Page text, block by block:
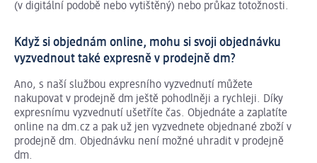
(v digitální podobě nebo vytištěný) nebo průkaz totožnosti.
Když si objednám online, mohu si svoji objednávku
vyzvednout také expresně v prodejně dm?
Ano, s naší službou expresního vyzvednutí můžete
nakupovat v prodejně dm ještě pohodlněji a rychleji. Díky
expresnímu vyzvednutí ušetříte čas. Objednáte a zaplatíte
online na dm.cz a pak už jen vyzvednete objednané zboží v
prodejně dm. Objednávku není možné uhradit v prodejně
dm.